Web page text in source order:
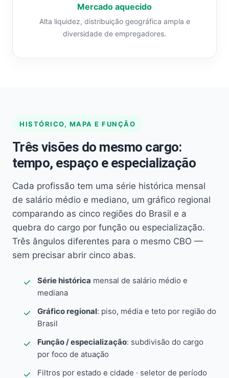
Mercado aquecido
Alta liquidez, distribuição geográfica ampla e
diversidade de empregadores.
HISTÓRICO, MAPA E FUNÇÃO
Três visões do mesmo cargo:
tempo, espaço e especialização
Cada profissão tem uma série histórica mensal
de salário médio e mediano, um gráfico regional
comparando as cinco regiões do Brasil e a
quebra do cargo por função ou especialização.
Três ângulos diferentes para o mesmo CBO —
sem precisar abrir cinco abas.
Série histórica mensal de salário médio e
mediana
Gráfico regional: piso, média e teto por região do
Brasil
Função / especialização: subdivisão do cargo
por foco de atuação
Filtros por estado e cidade · seletor de período